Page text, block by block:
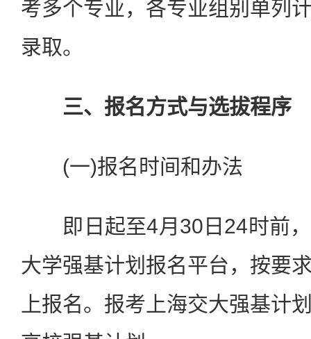
考多个专业，各专业组别单列
录取。
三、报名方式与选拔程序
(一)报名时间和办法
即日起至4月30日24时前，
大学强基计划报名平台，按要
上报名。报考上海交大强基计